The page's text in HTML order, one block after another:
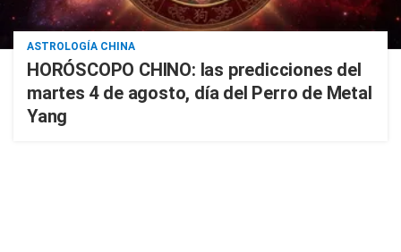
ASTROLOGÍA CHINA
HORÓSCOPO CHINO: las predicciones del
martes 4 de agosto, día del Perro de Metal
Yang